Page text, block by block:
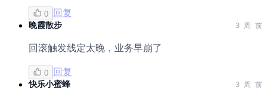
0 回复
晚霞散步 3 周 前
回滚触发线定太晚，业务早崩了
0 回复
快乐小蜜蜂 3 周 前